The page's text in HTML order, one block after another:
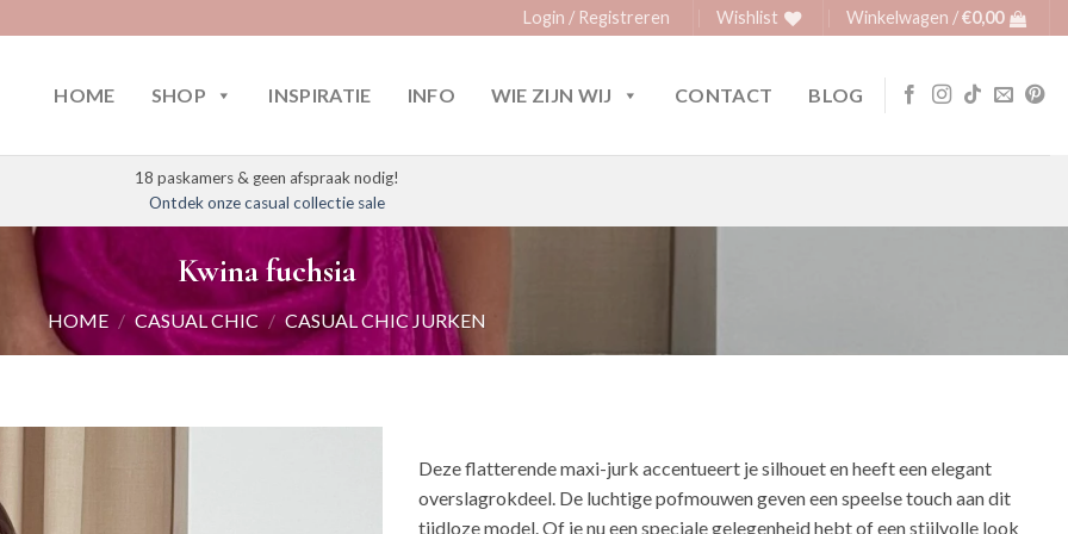
Login / Registreren Wishlist Winkelwagen /€0,00
HOME SHOP INSPIRATIE INFO WIE ZIJN WIJ CONTACT BLOG
18 paskamers & geen afspraak nodig!
Ontdek onze casual collectie sale
Kwina fuchsia
HOME / CASUAL CHIC / CASUAL CHIC JURKEN
Deze flatterende maxi-jurk accentueert je silhouet en heeft een elegant
overslagrokdeel. De luchtige pofmouwen geven een speelse touch aan dit
tijdloze model. Of je nu een speciale gelegenheid hebt of een stijlvolle look